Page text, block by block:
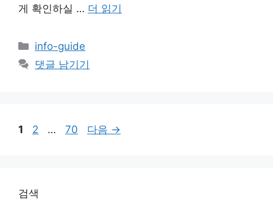
게 확인하실 … 더 읽기
카
테
info-guide
댓글 남기기
페
1
페
2 …
페
70 다음 →
검색